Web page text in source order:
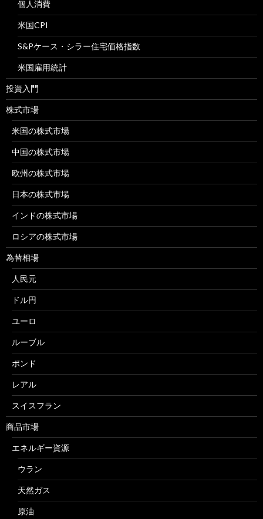
個人消費
米国CPI
S&Pケース・シラー住宅価格指数
米国雇用統計
投資入門
株式市場
米国の株式市場
中国の株式市場
欧州の株式市場
日本の株式市場
インドの株式市場
ロシアの株式市場
為替相場
人民元
ドル円
ユーロ
ルーブル
ポンド
レアル
スイスフラン
商品市場
エネルギー資源
ウラン
天然ガス
原油